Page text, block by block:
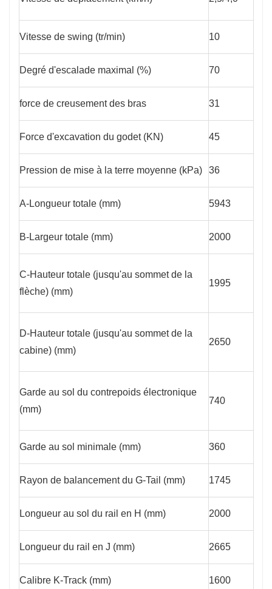
Vitesse de swing (tr/min) 10
Degré d'escalade maximal (%) 70
force de creusement des bras 31
Force d'excavation du godet (KN) 45
Pression de mise à la terre moyenne (kPa) 36
A-Longueur totale (mm) 5943
B-Largeur totale (mm) 2000
C-Hauteur totale (jusqu'au sommet de la
flèche) (mm)
1995
D-Hauteur totale (jusqu'au sommet de la
cabine) (mm)
2650
Garde au sol du contrepoids électronique
(mm)
740
Garde au sol minimale (mm) 360
Rayon de balancement du G-Tail (mm) 1745
Longueur au sol du rail en H (mm) 2000
Longueur du rail en J (mm) 2665
Calibre K-Track (mm) 1600